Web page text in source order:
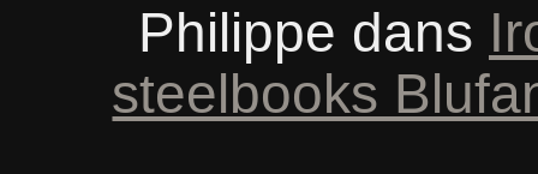
Philippe dans
steelbooks